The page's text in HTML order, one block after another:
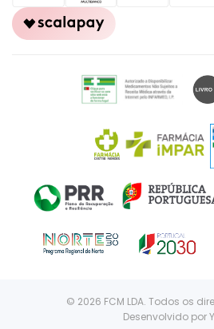
© 2026 FCM LDA. Todos os
Desenvolvido por